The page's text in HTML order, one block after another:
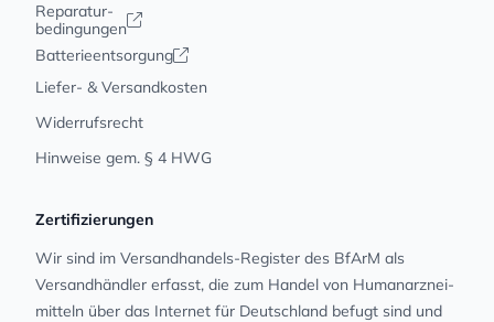
Reparatur-
bedingungen
Batterieentsorgung
Liefer- & Versandkosten
Widerrufsrecht
Hinweise gem. § 4 HWG
Zertifizierungen
Wir sind im Versandhandels-Register des BfArM als
Versandhändler erfasst, die zum Handel von Human­arz­nei­
mit­teln über das Internet für Deutschland befugt sind und